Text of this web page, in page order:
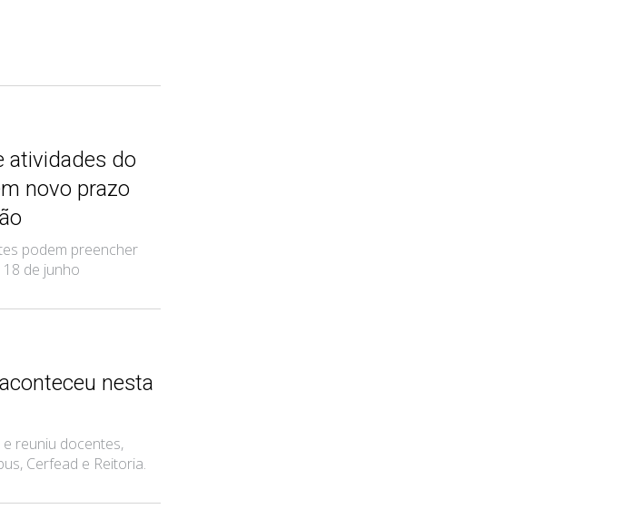
atividades do
novo prazo
podem preencher
de junho
nesta
reuniu docentes,
Cerfead e Reitoria.